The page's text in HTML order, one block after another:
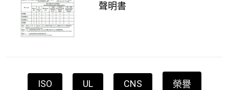
聲明書
ISO UL CNS 榮譽